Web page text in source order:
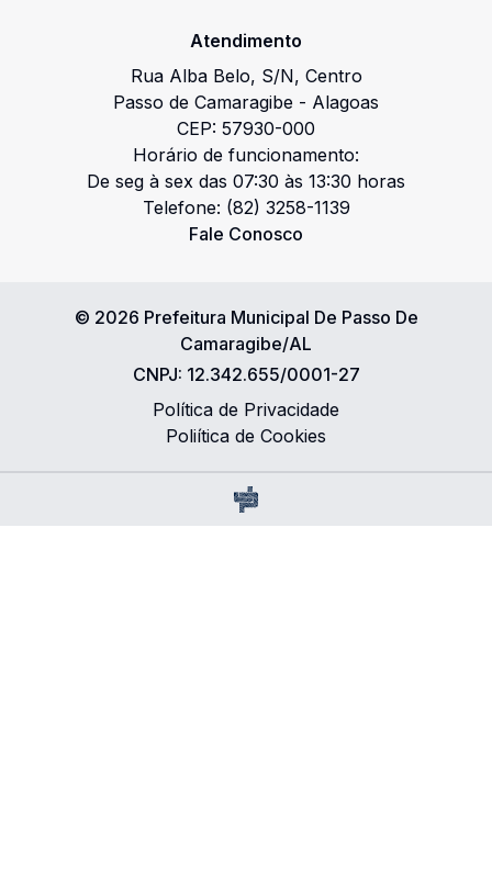
Atendimento
Rua Alba Belo, S/N, Centro
Passo de Camaragibe - Alagoas
CEP: 57930-000
Horário de funcionamento:
De seg à sex das 07:30 às 13:30 horas
Telefone: (82) 3258-1139
Fale Conosco
© 2026 Prefeitura Municipal De Passo De
Camaragibe/AL
CNPJ: 12.342.655/0001-27
Política de Privacidade
Poliítica de Cookies